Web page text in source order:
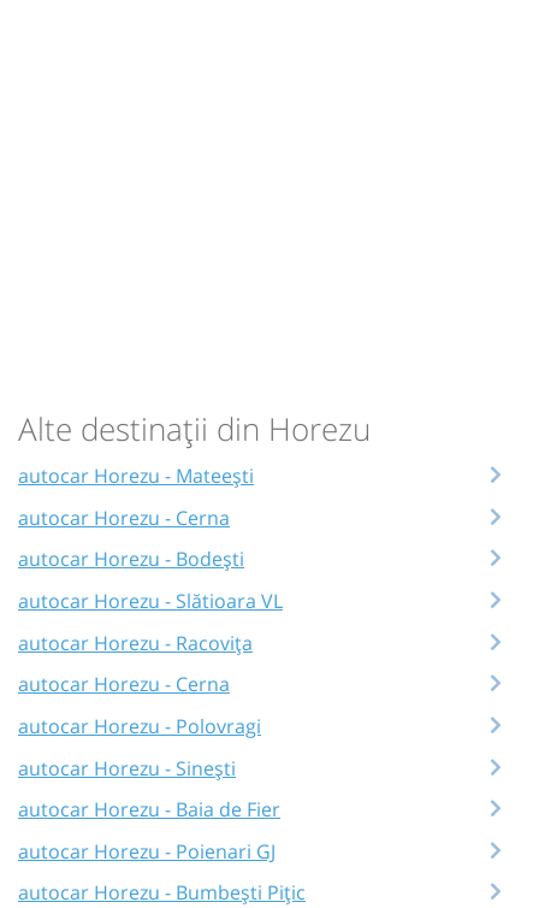
Alte destinații din Horezu
autocar Horezu - Mateești
autocar Horezu - Cerna
autocar Horezu - Bodești
autocar Horezu - Slătioara VL
autocar Horezu - Racovița
autocar Horezu - Cerna
autocar Horezu - Polovragi
autocar Horezu - Sinești
autocar Horezu - Baia de Fier
autocar Horezu - Poienari GJ
autocar Horezu - Bumbești Pițic